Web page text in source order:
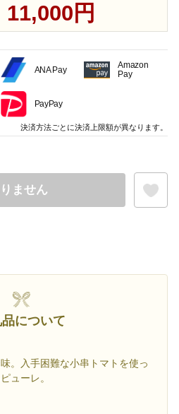
11,000円
ません
について
。入手困難な小串トマトを使っ
ューレ。
ANA Pay
Amazon
Pay
PayPay
決済方法ごとに決済上限額が異なります。